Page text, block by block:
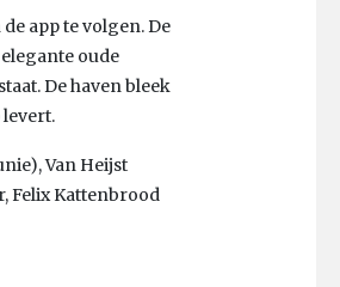
app te volgen. De
oude
De haven bleek
Van Heijst
Felix Kattenbrood